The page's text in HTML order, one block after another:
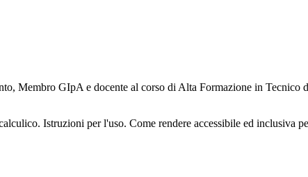
Membro GIpA e docente al corso di Alta Formazione in
Istruzioni per l'uso. Come rendere accessibile ed inclusiva